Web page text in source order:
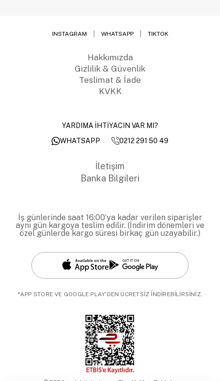
INSTAGRAM WHATSAPP TIKTOK
Hakkımızda
Gizlilik & Güvenlik
Teslimat & İade
KVKK
YARDIMA İHTİYACIN VAR MI?
WHATSAPP
0212 291 50 49
İletişim
Banka Bilgileri
İş günlerinde saat 16:00’ya kadar verilen siparişler
aynı gün kargoya teslim edilir. (İndirim dönemleri ve
özel günlerde kargo süresi birkaç gün uzayabilir.)
*APP STORE VE GOOGLE PLAY'DEN ÜCRETSİZ İNDİREBİLİRSİNİZ.